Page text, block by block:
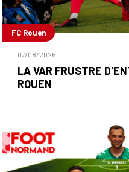
FC Rouen
07/08/2026
LA VAR FRUSTRE
ROUEN